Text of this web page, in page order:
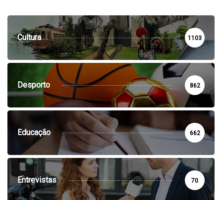
Cultura 1103
Desporto 862
Educação 662
Entrevistas 70